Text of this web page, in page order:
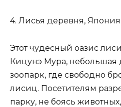
4. Лисья деревня, Япония.
Этот чудесный оазис
Кицунэ Мура,
зоопарк, где свободно
лисиц. Посетителям
парку, не боясь